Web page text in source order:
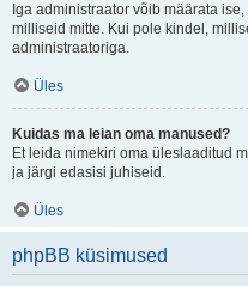
Iga administraator võib määrata
milliseid mitte. Kui pole kindel,
administraatoriga.
Üles
Kuidas ma leian oma manused?
Et leida nimekiri oma üleslaaditud
ja järgi edasisi juhiseid.
Üles
phpBB küsimused